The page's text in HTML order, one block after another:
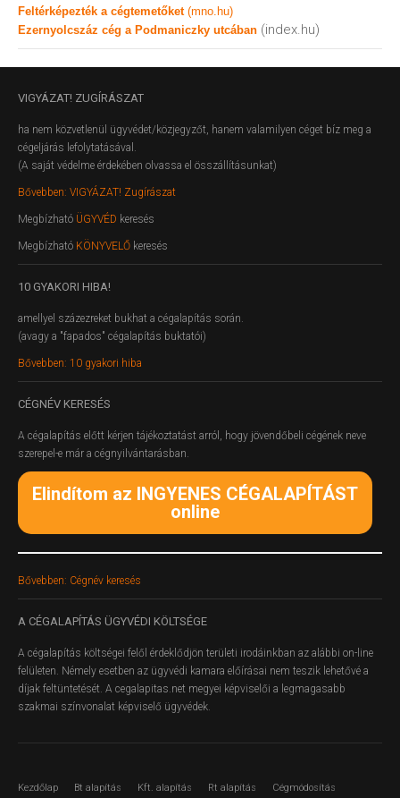
Feltérképezték a cégtemetőket (mno.hu)
Ezernyolcszáz cég a Podmaniczky utcában (index.hu)
VIGYÁZAT! ZUGÍRÁSZAT
ha nem közvetlenül ügyvédet/közjegyzőt, hanem valamilyen céget bíz meg a
cégeljárás lefolytatásával.
(A saját védelme érdekében olvassa el összállításunkat)
Bővebben: VIGYÁZAT! Zugírászat
Megbízható ÜGYVÉD keresés
Megbízható KÖNYVELŐ keresés
10 GYAKORI HIBA!
amellyel százezreket bukhat a cégalapítás során.
(avagy a "fapados" cégalapítás buktatói)
Bővebben: 10 gyakori hiba
CÉGNÉV KERESÉS
A cégalapítás előtt kérjen tájékoztatást arról, hogy jövendőbeli cégének neve
szerepel-e már a cégnyilvántarásban.
Elindítom az INGYENES CÉGALAPÍTÁST
online
Bővebben: Cégnév keresés
A CÉGALAPÍTÁS ÜGYVÉDI KÖLTSÉGE
A cégalapítás költségei felől érdeklődjön területi irodáinkban az alábbi on-line
felületen. Némely esetben az ügyvédi kamara előírásai nem teszik lehetővé a
díjak feltüntetését. A cegalapitas.net megyei képviselői a legmagasabb
szakmai színvonalat képviselő ügyvédek.
Kezdőlap Bt alapítás Kft. alapítás Rt alapítás Cégmódosítás